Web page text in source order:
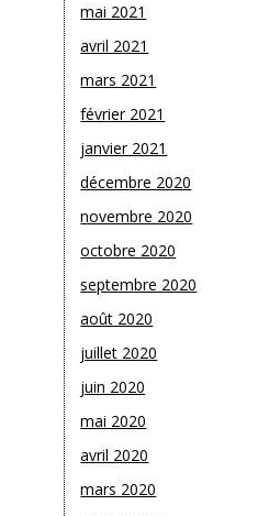
mai 2021
avril 2021
mars 2021
février 2021
janvier 2021
décembre 2020
novembre 2020
octobre 2020
septembre 2020
août 2020
juillet 2020
juin 2020
mai 2020
avril 2020
mars 2020